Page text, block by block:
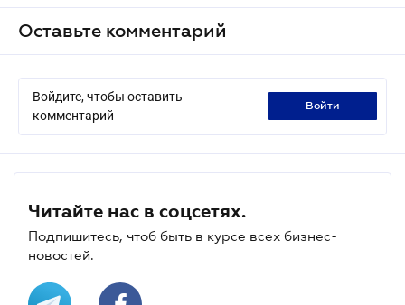
Оставьте комментарий
Войдите, чтобы оставить
комментарий
войти
Читайте нас в соцсетях.
Подпишитесь, чтоб быть в курсе всех бизнес-
новостей.